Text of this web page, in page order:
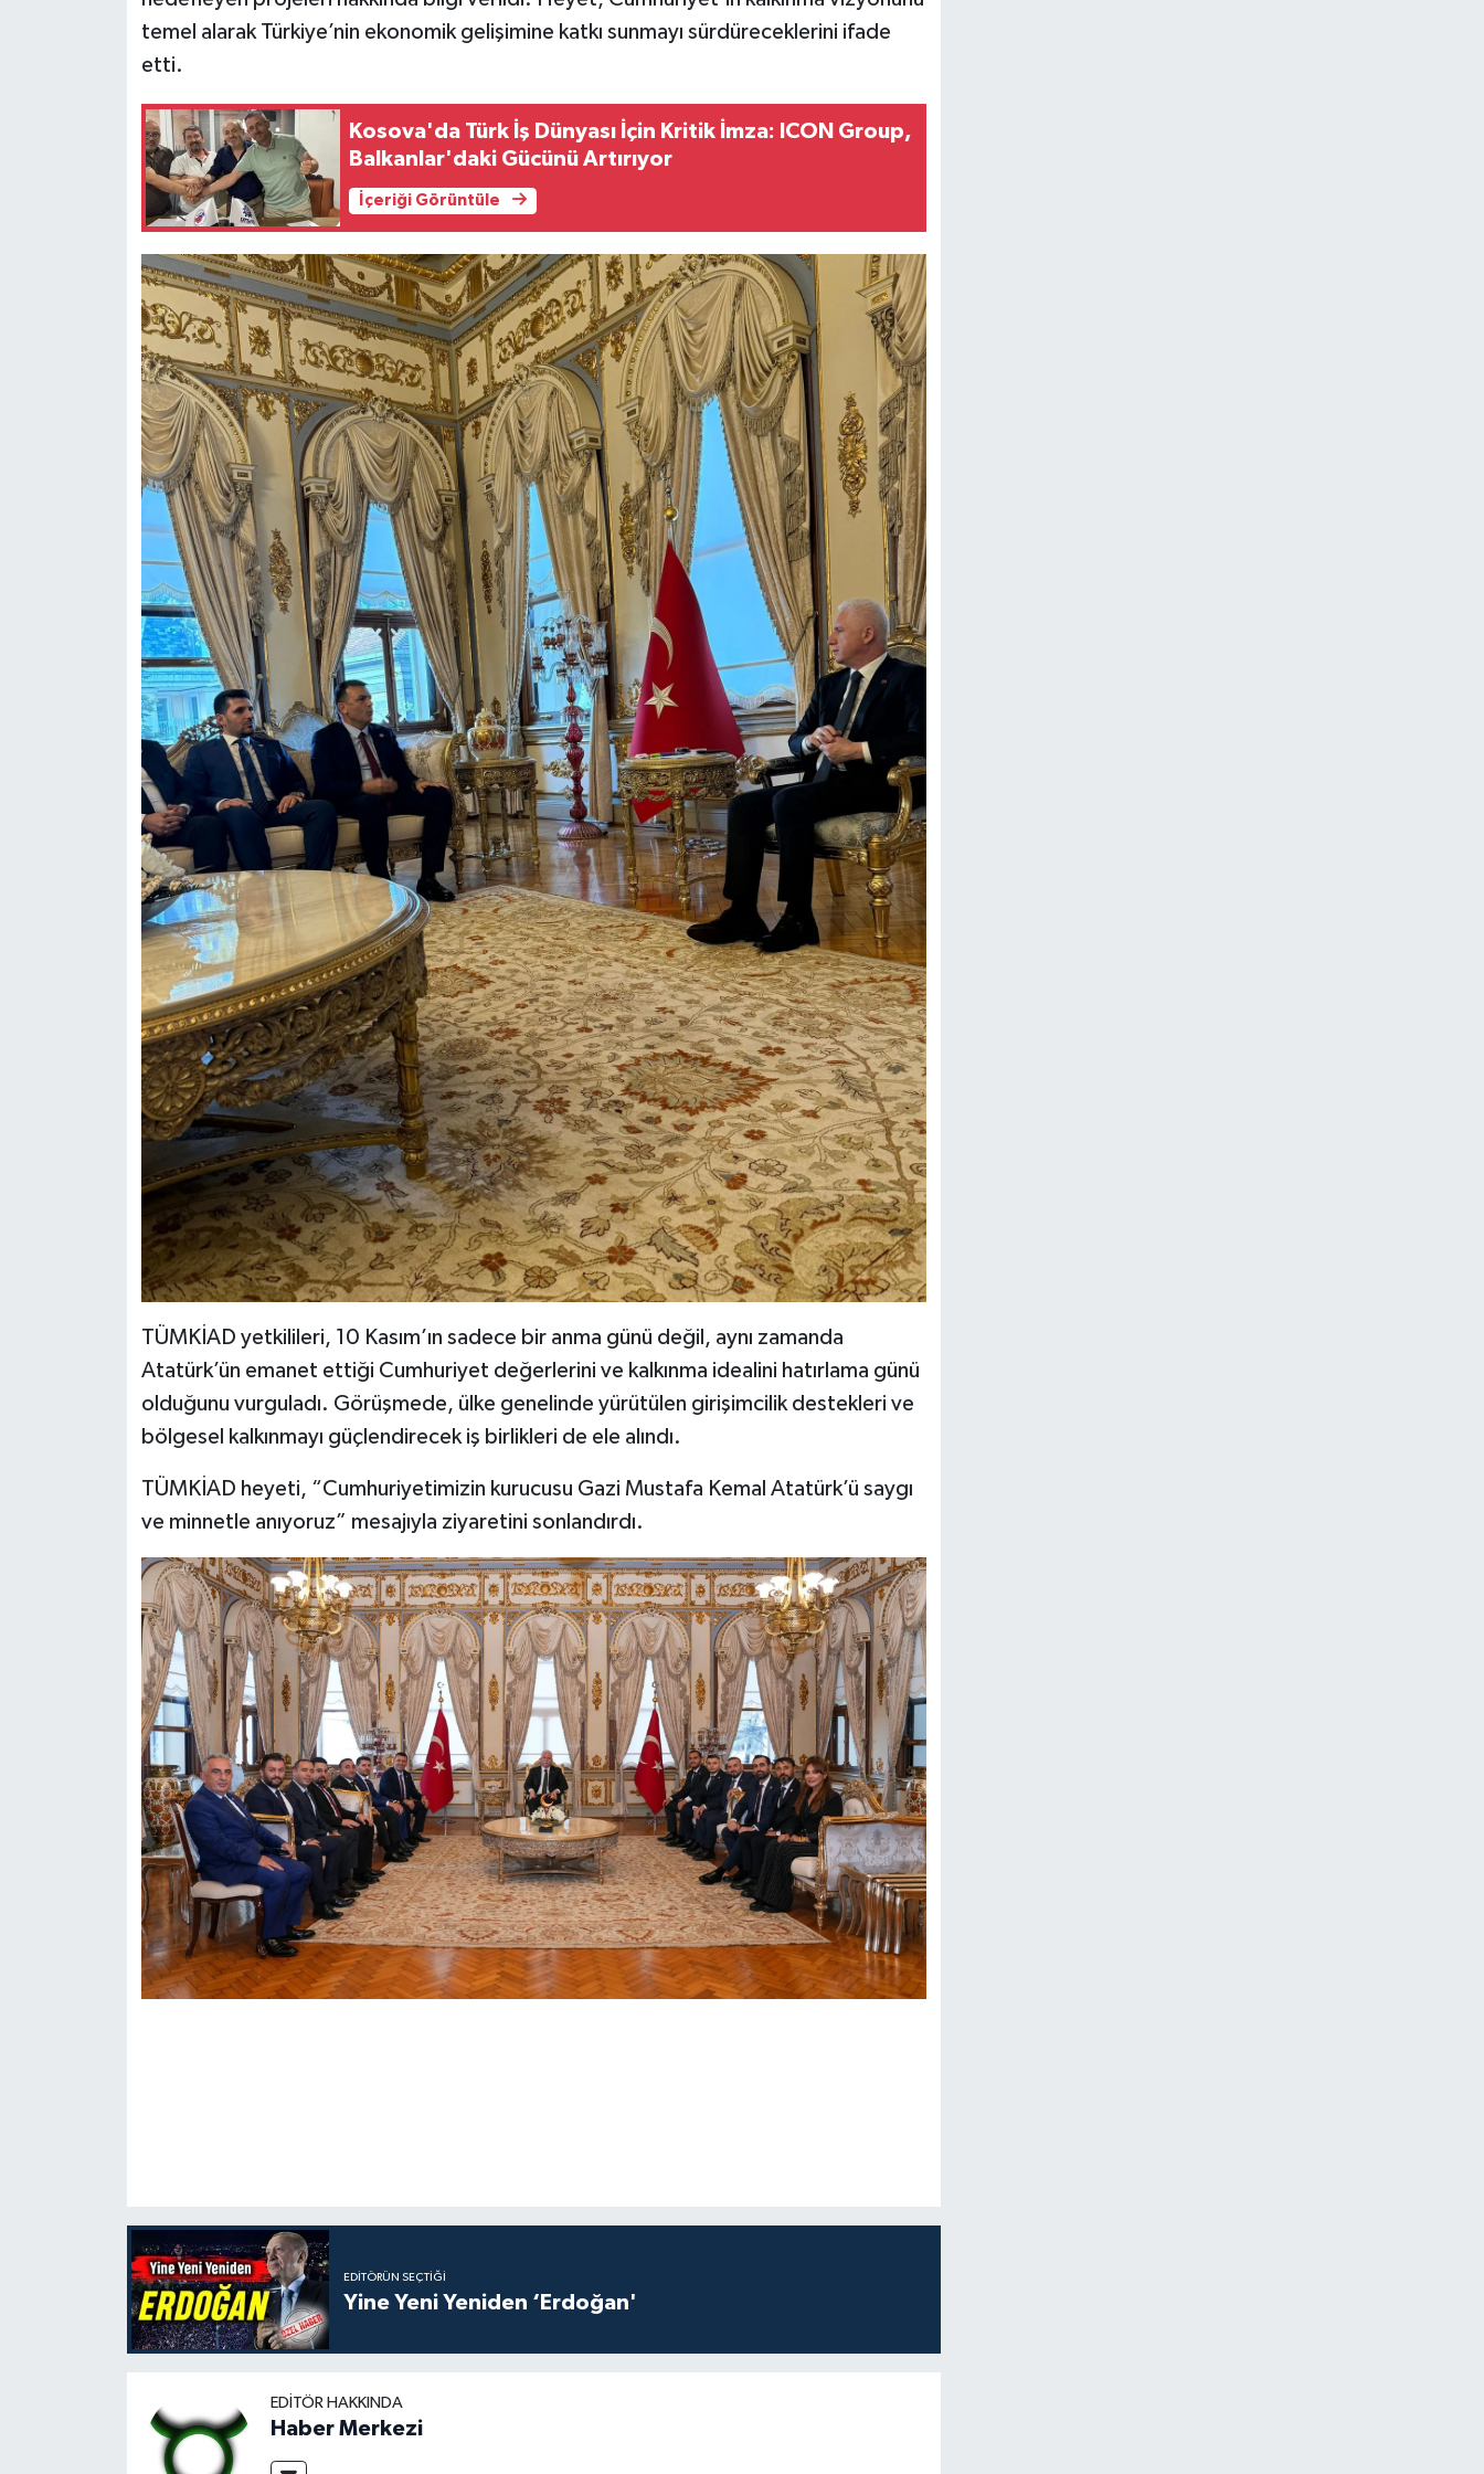
temel alarak Türkiye’nin ekonomik gelişimine katkı sunmayı sürdüreceklerini ifade
etti.
Kosova'da Türk İş Dünyası İçin Kritik İmza: ICON Group,
Balkanlar'daki Gücünü Artırıyor
İçeriği Görüntüle
TÜMKİAD yetkilileri, 10 Kasım’ın sadece bir anma günü değil, aynı zamanda
Atatürk’ün emanet ettiği Cumhuriyet değerlerini ve kalkınma idealini hatırlama günü
olduğunu vurguladı. Görüşmede, ülke genelinde yürütülen girişimcilik destekleri ve
bölgesel kalkınmayı güçlendirecek iş birlikleri de ele alındı.
TÜMKİAD heyeti, “Cumhuriyetimizin kurucusu Gazi Mustafa Kemal Atatürk’ü saygı
ve minnetle anıyoruz” mesajıyla ziyaretini sonlandırdı.
EDITÖRÜN SEÇTIĞI
Yine Yeni Yeniden ‘Erdoğan'
EDITÖR HAKKINDA
Haber Merkezi